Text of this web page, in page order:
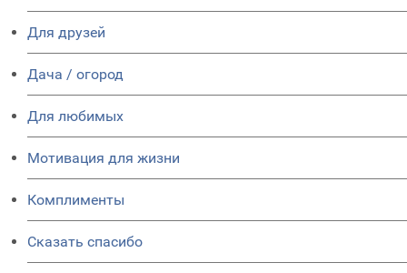
Для друзей
Дача / огород
Для любимых
Мотивация для жизни
Комплименты
Сказать спасибо